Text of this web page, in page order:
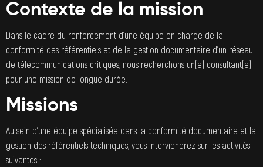
Contexte de la mission
Dans le cadre du renforcement d’une équipe en charge de la
conformité des référentiels et de la gestion documentaire d’un réseau
de télécommunications critiques, nous recherchons un(e) consultant(e)
pour une mission de longue durée.
Missions
Au sein d’une équipe spécialisée dans la conformité documentaire et la
gestion des référentiels techniques, vous interviendrez sur les activités
suivantes :